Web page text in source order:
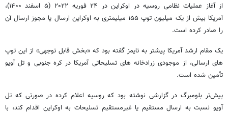
از آغاز عملیات نظامی روسیه در اوکراین در ۲۴ فوریه ۲۰۲۲ (۵ اسفند ۱۴۰۰)،
آمریکا بیش از یک میلیون توپ ۱۵۵ میلیمتری به اوکراین ارسال یا مجوز ارسال آن
را صادر کرده است.
یک مقام ارشد آمریکا پیشتر به تایمز گفته بود که «بخش قابل توجهی» از این توپ
هایارسالی، از موجودی زرادخانه‌ های تسلیحاتی آمریکا در کره جنوبی و تل‌ آویو
تأمین شده است.
پیش‌تر بلومبرگ در گزارشی نوشته بود که روسیه اعلام کرده در صورتی که تل
آویو نسبت به ارسال مستقیم یا غیرمستقیم تسلیحات به اوکراین اقدام کند، با